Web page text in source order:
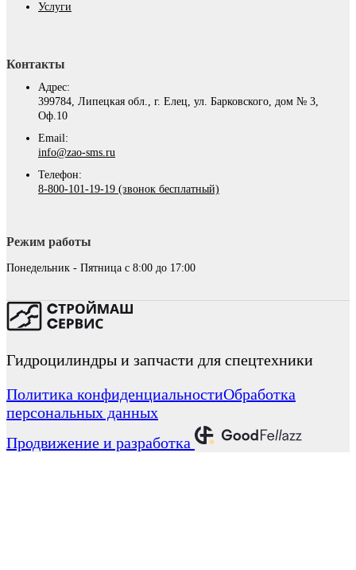
Услуги
Контакты
Адрес:
399784, Липецкая обл., г. Елец, ул. Барковского, дом № 3,
Оф.10
Email:
info@zao-sms.ru
Телефон:
8-800-101-19-19 (звонок бесплатный)
Режим работы
Понедельник - Пятница с 8:00 до 17:00
Гидроцилиндры и запчасти для спецтехники
Политика конфиденциальностиОбработка
персональных данных
Продвижение и разработка